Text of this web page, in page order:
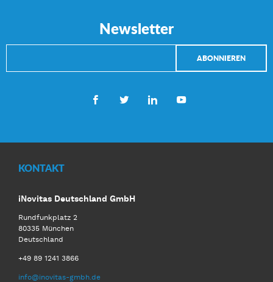
Newsletter
KONTAKT
iNovitas Deutschland GmbH
Rundfunkplatz 2
80335 München
Deutschland
+49 89 1241 3866
info@inovitas-gmbh.de